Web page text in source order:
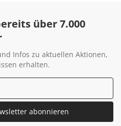
über 7.000
Infos zu aktuellen Aktionen,
erhalten.
abonnieren